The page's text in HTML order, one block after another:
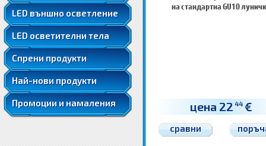
LED външно осветление
LED осветителни тела
Спрени продукти
LED ленти 5050
LED ленти 5050 RGB
LED ленти 5630
LED луни за вграждане
Най-нови продукти
Промоции и намаления
на стандартна GU10
цена 22 44 €
сравни